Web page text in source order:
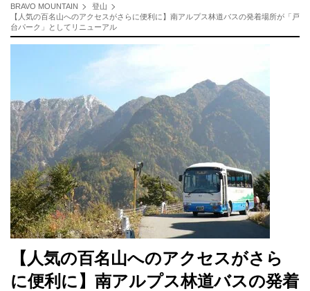
BRAVO MOUNTAIN
登山
【人気の百名山へのアクセスがさらに便利に】南アルプス林道バスの発着場所が「戸
台パーク」としてリニューアル
【人気の百名山へのアクセスがさら
に便利に】南アルプス林道バスの発着